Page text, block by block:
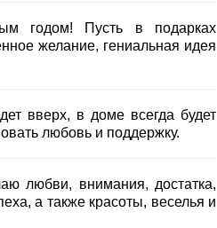
годом! Пусть в подарках
желание, гениальная идея
вверх, в доме всегда будет
любовь и поддержку.
любви, внимания, достатка,
а также красоты, веселья и